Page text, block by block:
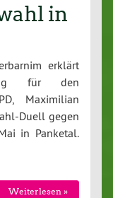
in
erklärt
für den
Maximilian
Duell gegen
in Panketal.
Weiterlesen »